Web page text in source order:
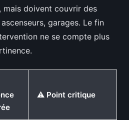
mais doivent couvrir des
garages. Le fin
ne se compte plus
⚠️ Point critique